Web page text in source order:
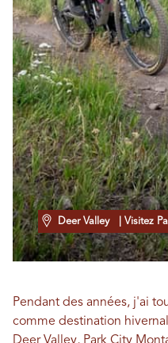
Deer Valley | Visitez
Pendant des années, j'ai
comme destination